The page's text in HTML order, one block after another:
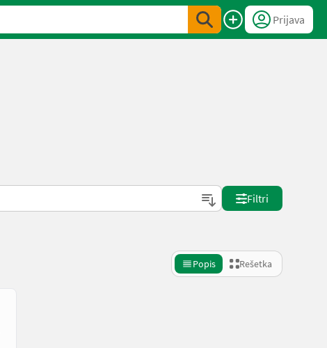
Prijava
Filtri
Popis Rešetka